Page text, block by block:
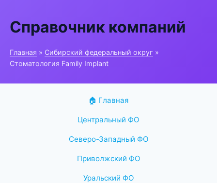
Справочник компаний
Главная » Сибирский федеральный округ »
Стоматология Family Implant
🏠 Главная
Центральный ФО
Северо-Западный ФО
Приволжский ФО
Уральский ФО